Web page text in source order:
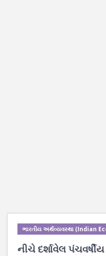
ભારતીય અર્થવ્યવસ્થા (Indian
નીચે દર્શાવેલ